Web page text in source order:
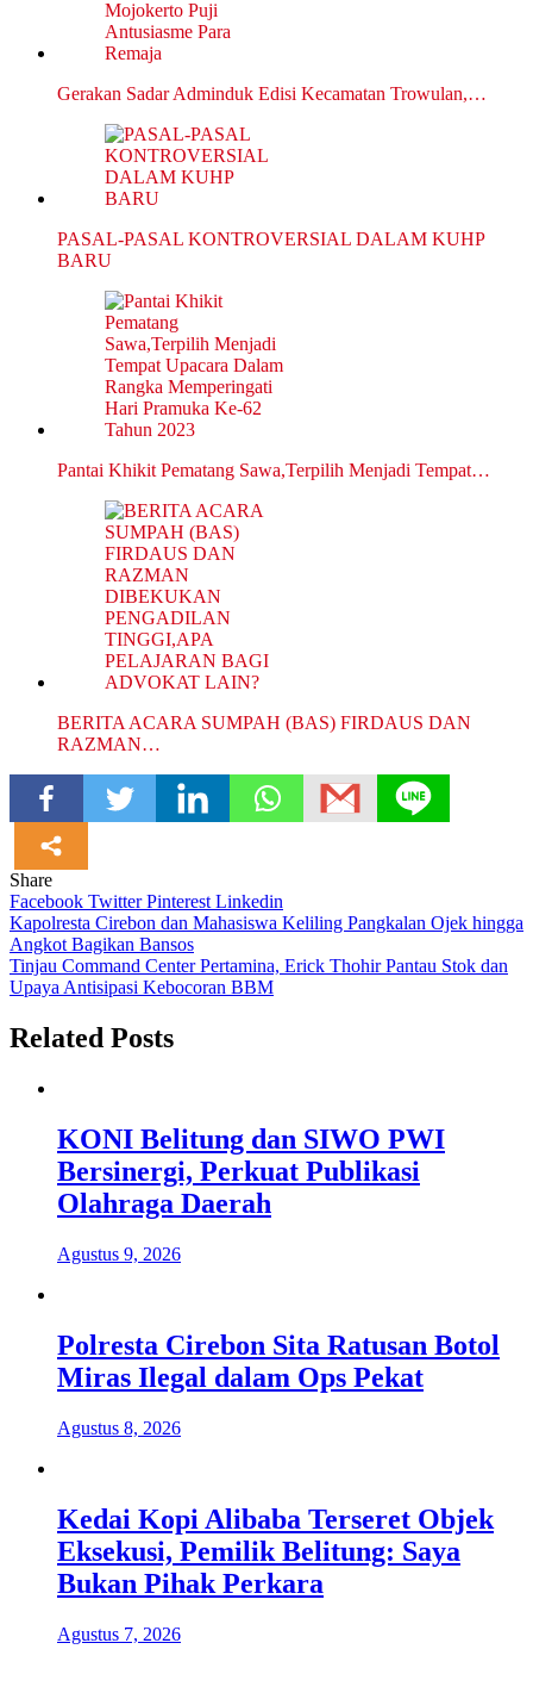
Gerakan Sadar Adminduk Edisi Kecamatan Trowulan,…
PASAL-PASAL KONTROVERSIAL DALAM KUHP
BARU
Pantai Khikit Pematang Sawa,Terpilih Menjadi Tempat…
BERITA ACARA SUMPAH (BAS) FIRDAUS DAN
RAZMAN…
Share
Facebook TwitterPinterest Linkedin
Navigasi
pos
Kapolresta Cirebon dan Mahasiswa Keliling Pangkalan Ojek hingga
Angkot Bagikan Bansos
Tinjau Command Center Pertamina, Erick Thohir Pantau Stok dan
Upaya Antisipasi Kebocoran BBM
Related Posts
KONI Belitung dan SIWO PWI
Bersinergi, Perkuat Publikasi
Olahraga Daerah
Agustus 9, 2026
Polresta Cirebon Sita Ratusan Botol
Miras Ilegal dalam Ops Pekat
Agustus 8, 2026
Kedai Kopi Alibaba Terseret Objek
Eksekusi, Pemilik Belitung: Saya
Bukan Pihak Perkara
Agustus 7, 2026